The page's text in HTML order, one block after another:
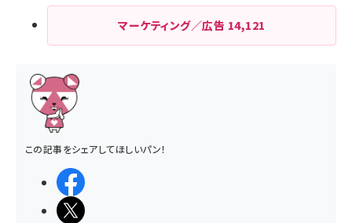
マーケティング／広告 14,121
この記事をシェアしてほしいパン！